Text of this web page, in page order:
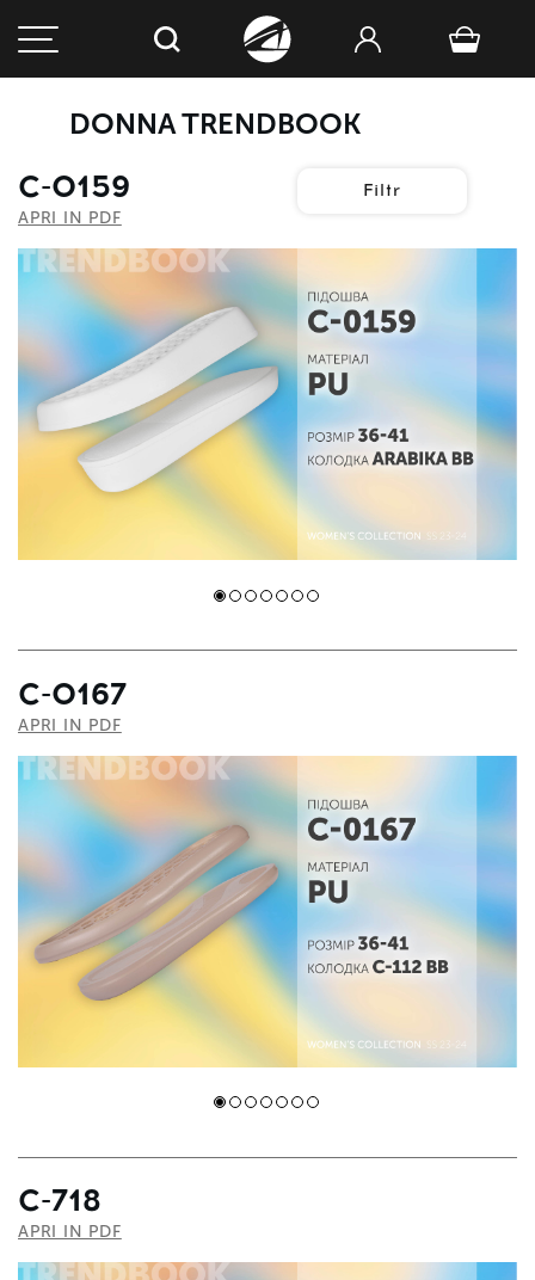
DONNA TRENDBOOK
Filtr
С-0159
APRI IN PDF
C-0167
APRI IN PDF
C-718
APRI IN PDF